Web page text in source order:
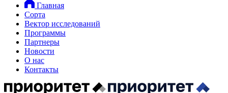
Главная
Сорта
Вектор исследований
Программы
Партнеры
Новости
О нас
Контакты